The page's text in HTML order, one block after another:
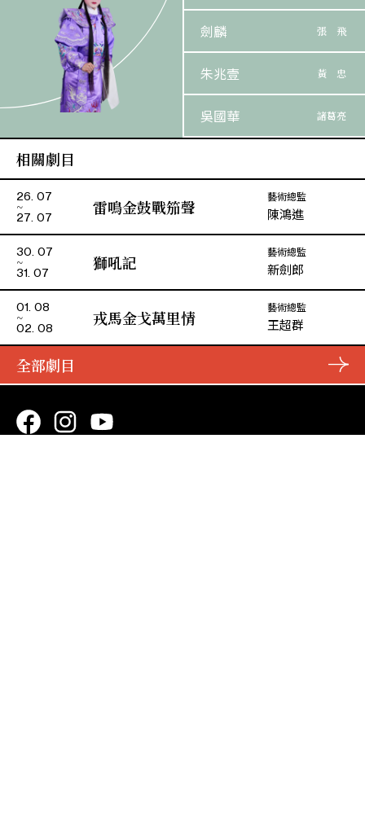
演期二 小冊子
劍麟 張 飛
朱兆壹 黃 忠
吳國華 諸葛亮
相關劇目
26. 07
27. 07
雷鳴金鼓戰笳聲 藝術總監
陳鴻進
30. 07
31. 07
獅吼記 藝術總監
新劍郎
01. 08
02. 08
戎馬金戈萬里情 藝術總監
王超群
全部劇目